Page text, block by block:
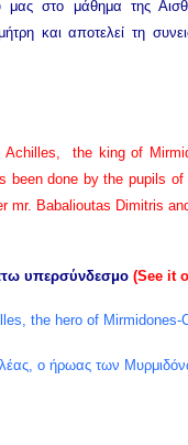
μας στο μάθημα της
και αποτελεί τη
Achilles, the king of
been done by the pupils
mr. Babalioutas Dimitris
υπερσύνδεσμο (See it
the hero of Mirmidones-
ο ήρωας των